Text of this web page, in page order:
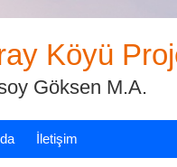
Köyü
Göksen M.A.
İletişim